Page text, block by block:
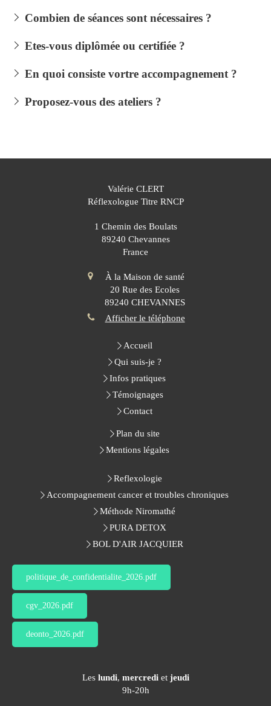
Combien de séances sont nécessaires ?
Etes-vous diplômée ou certifiée ?
En quoi consiste vortre accompagnement ?
Proposez-vous des ateliers ?
Valérie CLERT
Réflexologue Titre RNCP
1 Chemin des Boulats
89240 Chevannes
France
À la Maison de santé
20 Rue des Ecoles
89240 CHEVANNES
Afficher le téléphone
Accueil
Qui suis-je ?
Infos pratiques
Témoignages
Contact
Plan du site
Mentions légales
Reflexologie
Accompagnement cancer et troubles chroniques
Méthode Niromathé
PURA DETOX
BOL D'AIR JACQUIER
politique_de_confidentialite_2026.pdf
cgv_2026.pdf
deonto_2026.pdf
Les lundi, mercrediet jeudi
9h-20h